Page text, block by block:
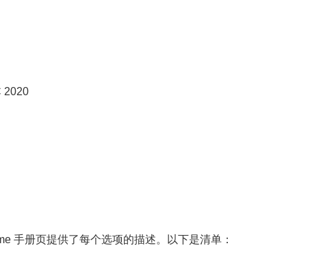
2020
手册页提供了每个选项的描述。以下是清单：